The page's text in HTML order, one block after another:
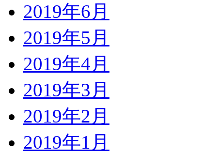
2019年6月
2019年5月
2019年4月
2019年3月
2019年2月
2019年1月